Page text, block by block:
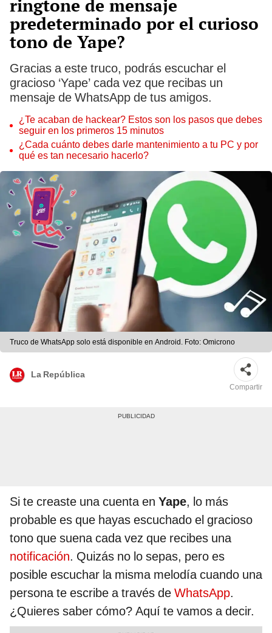
ringtone de mensaje
predeterminado por el curioso
tono de Yape?
Gracias a este truco, podrás escuchar el
gracioso ‘Yape’ cada vez que recibas un
mensaje de WhatsApp de tus amigos.
¿Te acaban de hackear? Estos son los pasos que debes
seguir en los primeros 15 minutos
¿Cada cuánto debes darle mantenimiento a tu PC y por
qué es tan necesario hacerlo?
Truco de WhatsApp solo está disponible en Android. Foto: Omicrono
La República
Compartir
Si te creaste una cuenta en Yape, lo más
probable es que hayas escuchado el gracioso
tono que suena cada vez que recibes una
notificación. Quizás no lo sepas, pero es
posible escuchar la misma melodía cuando una
persona te escribe a través de WhatsApp.
¿Quieres saber cómo? Aquí te vamos a decir.